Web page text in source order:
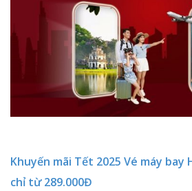
Khuyến mãi Tết 2025 Vé máy bay
chỉ từ 289.000Đ